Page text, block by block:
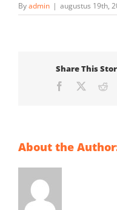
Byadmin | augustus 19th,
Share This
Facebook
About the